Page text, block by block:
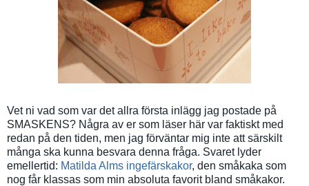
Vet ni vad som var det allra första inlägg jag postade på
SMASKENS? Några av er som läser här var faktiskt med
redan på den tiden, men jag förväntar mig inte att särskilt
många ska kunna besvara denna fråga. Svaret lyder
emellertid: Matilda Alms ingefärskakor, den småkaka som
nog får klassas som min absoluta favorit bland småkakor.